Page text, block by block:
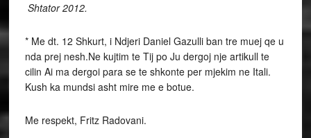
Shtator 2012.
* Me dt. 12 Shkurt, i Ndjeri Daniel Gazulli ban tre muej qe u
nda prej nesh.Ne kujtim te Tij po Ju dergoj nje artikull te
cilin Ai ma dergoi para se te shkonte per mjekim ne Itali.
Kush ka mundsi asht mire me e botue.
Me respekt, Fritz Radovani.